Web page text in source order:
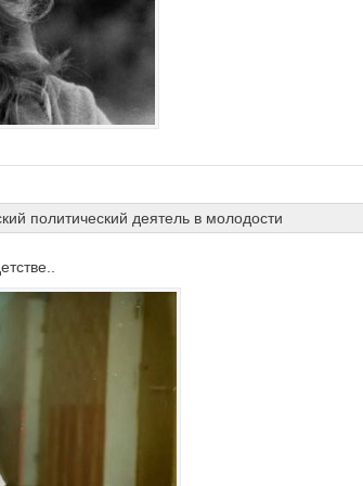
политический деятель в молодости